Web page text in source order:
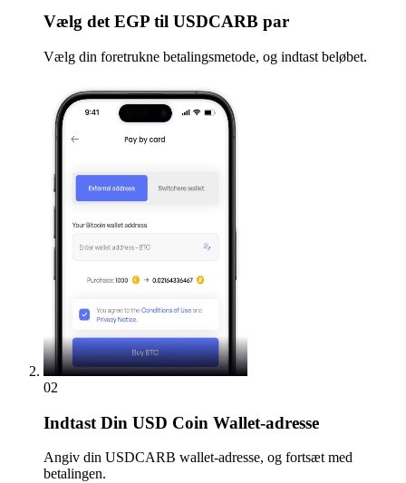
Vælg det EGP til USDCARB par
Vælg din foretrukne betalingsmetode, og indtast beløbet.
02
Indtast Din USD Coin Wallet-adresse
Angiv din USDCARB wallet-adresse, og fortsæt med
betalingen.